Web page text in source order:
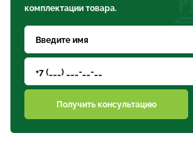
комплектации товара.
Получить консультацию